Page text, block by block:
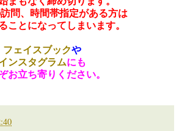
問、時間帯指定がある方は
ことになってしまいます。
フェイスブックや
ンスタグラムにも
お立ち寄りください。